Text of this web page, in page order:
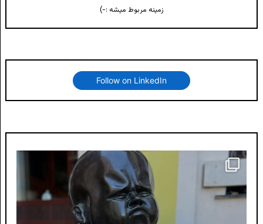
زمینه مربوط میشه :-)
Follow on LinkedIn